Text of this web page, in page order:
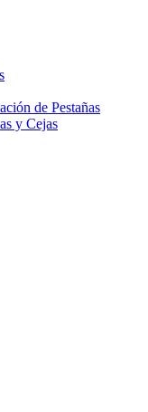
de Pestañas
y Cejas